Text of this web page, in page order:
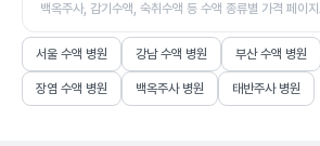
백옥주사, 감기수액, 숙취수액 등 수액 종류별 가격 페이
서울 수액 병원 강남 수액 병원 부산 수액 병원
장염 수액 병원 백옥주사 병원 태반주사 병원